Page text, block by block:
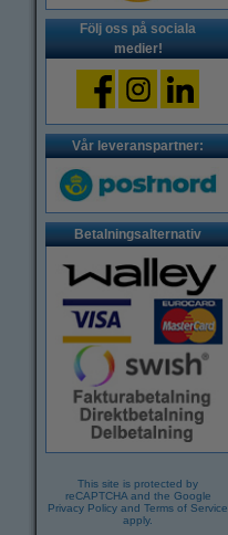
Följ oss på sociala
medier!
Vår leveranspartner:
Betalningsalternativ
This site is protected by
reCAPTCHA and the Google
Privacy Policy and Terms of Service
apply.